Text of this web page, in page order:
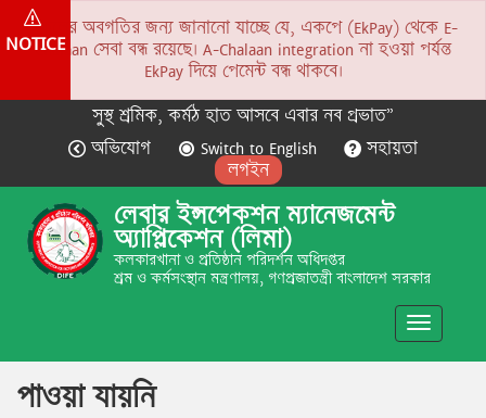
NOTICE
সকলের অবগতির জন্য জানানো যাচ্ছে যে, একপে (EkPay) থেকে E-
Chalaan সেবা বন্ধ রয়েছে। A-Chalaan integration না হওয়া পর্যন্ত
EkPay দিয়ে পেমেন্ট বন্ধ থাকবে।
সুস্থ শ্রমিক, কর্মঠ হাত আসবে এবার নব প্রভাত”
অভিযোগ
Switch to English
সহায়তা
লগইন
লেবার ইন্সপেকশন ম্যানেজমেন্ট
অ্যাপ্লিকেশন (লিমা)
কলকারখানা ও প্রতিষ্ঠান পরিদর্শন অধিদপ্তর
শ্রম ও কর্মসংস্থান মন্ত্রণালয়, গণপ্রজাতন্ত্রী বাংলাদেশ সরকার
Toggle
পাওয়া যায়নি